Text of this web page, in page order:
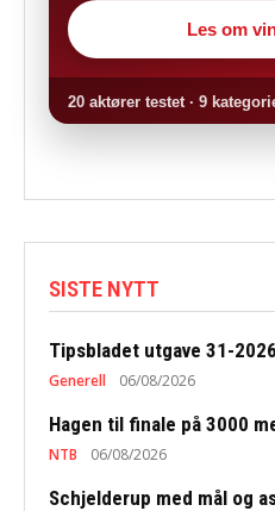
Les om
20 aktører testet · 9
SISTE NYTT
Tipsbladet utgave 31-
Generell 06/08/2026
Hagen til finale på 3000
NTB 06/08/2026
Schjelderup med mål og